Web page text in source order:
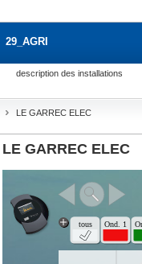
29_AGRI
description des installations
LE GARREC ELEC
LE GARREC ELEC